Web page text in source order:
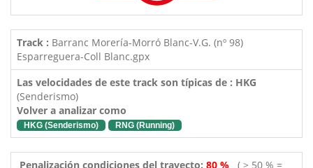
Track : Barranc Morería-Morró Blanc-V.G. (nº 98)
Esparreguera-Coll Blanc.gpx
Las velocidades de este track son típicas de : HKG
(Senderismo)
Volver a analizar como
HKG (Senderismo) RNG (Running)
Penalización condiciones del trayecto: 80 % ( > 50 % =